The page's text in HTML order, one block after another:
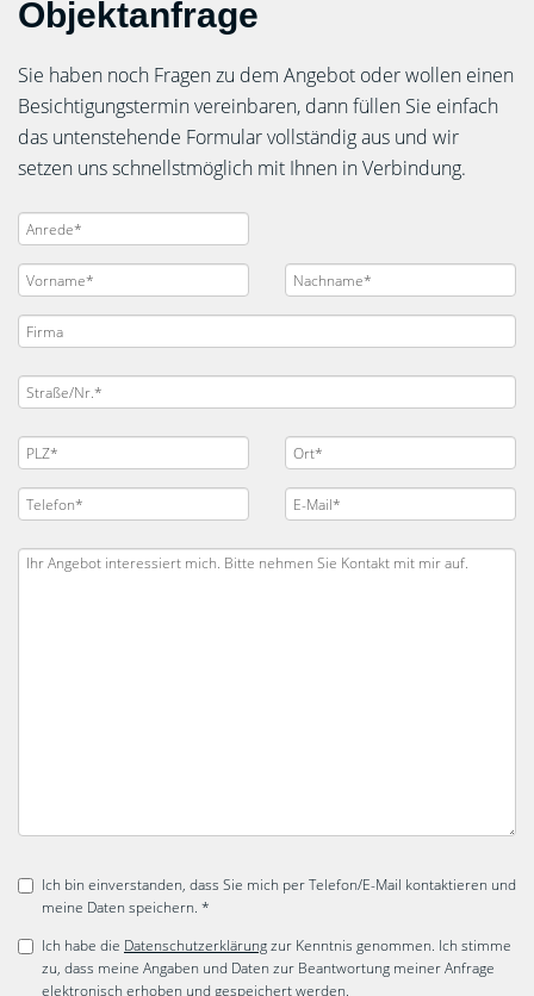
Objektanfrage
Sie haben noch Fragen zu dem Angebot oder wollen einen
Besichtigungstermin vereinbaren, dann füllen Sie einfach
das untenstehende Formular vollständig aus und wir
setzen uns schnellstmöglich mit Ihnen in Verbindung.
Ich bin einverstanden, dass Sie mich per Telefon/E-Mail kontaktieren und
meine Daten speichern. *
Ich habe die Datenschutzerklärungzur Kenntnis genommen. Ich stimme
zu, dass meine Angaben und Daten zur Beantwortung meiner Anfrage
elektronisch erhoben und gespeichert werden.